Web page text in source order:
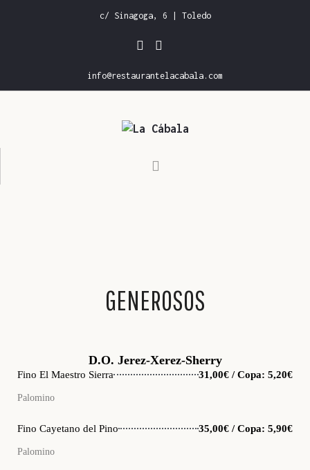
c/ Sinagoga, 6 | Toledo
info@restaurantelacabala.com
CONTACTO
GENEROSOS
D.O. Jerez-Xerez-Sherry
Fino El Maestro Sierra 31,00€ / Copa: 5,20€
Palomino
Fino Cayetano del Pino 35,00€ / Copa: 5,90€
Palomino